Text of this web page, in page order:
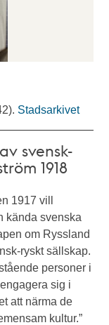
Stadsarkivet
svensk-
1918
1917 vill
kända svenska
om Ryssland
ryskt sällskap.
personer i
sig i
att närma de
kultur.”